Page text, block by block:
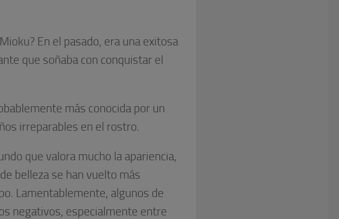
En el pasado, era una exitosa
que soñaba con conquistar el
más conocida por un
irreparables en el rostro.
que valora mucho la apariencia,
belleza se han vuelto más
Lamentablemente, algunos de
negativos, especialmente entre